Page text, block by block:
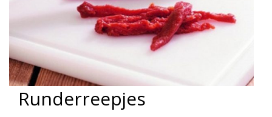
Runderreepjes